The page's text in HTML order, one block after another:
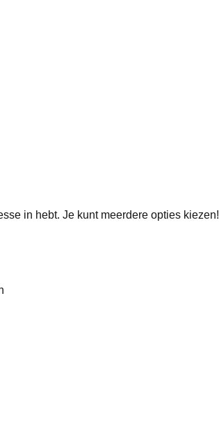
in hebt. Je kunt meerdere opties kiezen!